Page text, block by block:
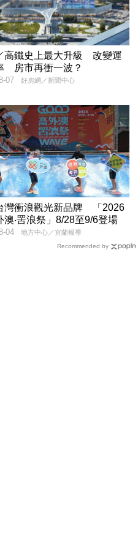
高鐵史上最大升級 改變運
房市再衝一波？
好房網／新聞中心
07
灣衝浪觀光新品牌 「2026
澳‧罟浪祭」8/28至9/6登場
地方中心／宜蘭報導
04
Recommended by